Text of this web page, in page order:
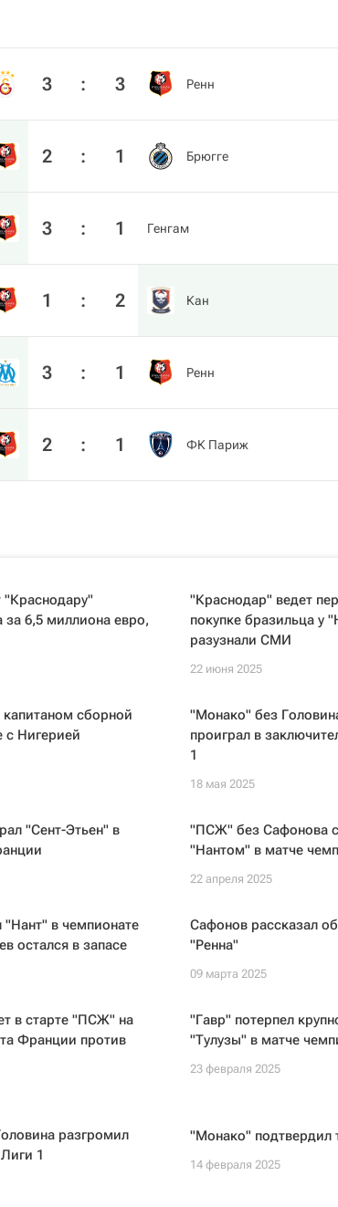
3 : 3 Ренн
2 : 1 Брюгге
3 : 1 Генгам
1 : 2 Кан
3 : 1 Ренн
2 : 1 ФК Париж
"Краснодару"
за 6,5 миллиона евро,
"Краснодар" ведет
покупке бразильца у
разузнали СМИ
22 июня 2025
сборной
с Нигерией
"Монако" без
проиграл в
1
18 мая 2025
"Сент-Этьен" в
"ПСЖ" без Сафонова
"Нантом" в матче
22 апреля 2025
"Нант" в чемпионате
остался в запасе
Сафонов рассказал
"Ренна"
09 марта 2025
в старте "ПСЖ" на
Франции против
"Гавр" потерпел
"Тулузы" в матче
23 февраля 2025
разгромил
1
"Монако" подтвердил
14 февраля 2025